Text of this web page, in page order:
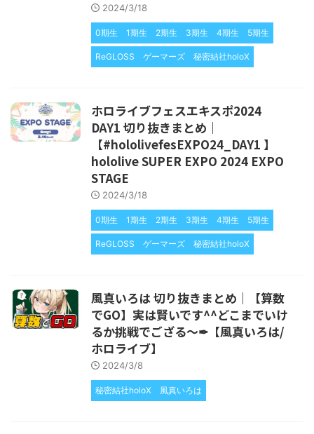
2024/3/18
0期生 1期生 2期生 3期生 4期生 5期生
ReGLOSS ゲーマーズ 秘密結社holoX
ホロライブフェスエキスポ2024
DAY1 切り抜きまとめ｜
【#hololivefesEXPO24_DAY1 】
hololive SUPER EXPO 2024 EXPO
STAGE
2024/3/18
0期生 1期生 2期生 3期生 4期生 5期生
ReGLOSS ゲーマーズ 秘密結社holoX
風真いろは 切り抜きまとめ｜【算数
でGO】実は賢いです^^どこまでいけ
るか挑戦でござる～✒【風真いろは/
ホロライブ】
2024/3/8
秘密結社holoX 風真いろは